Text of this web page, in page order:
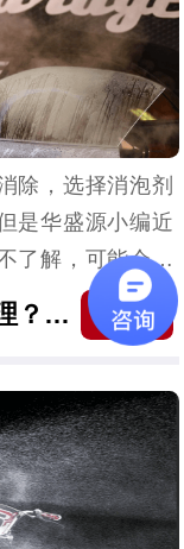
清洗消泡剂加多了怎么处理？消泡剂厂家告诉你... 收藏
除，选择消泡剂
是华盛源小编近
了解，可能会出
么处理呢？别
。清洗消泡剂的